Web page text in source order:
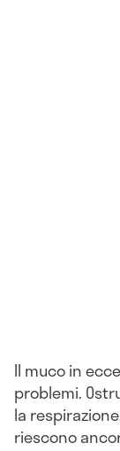
Il muco in
problemi.
la
riescono